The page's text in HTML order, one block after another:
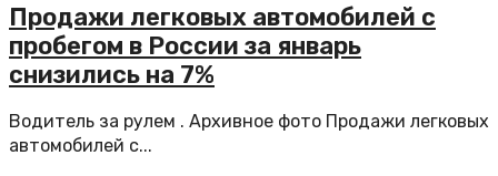
Продажи легковых автомобилей с
пробегом в России за январь
снизились на 7%
Водитель за рулем . Архивное фото Продажи легковых
автомобилей с...